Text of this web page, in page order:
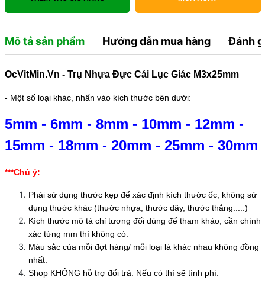
Mô tả sản phẩm Hướng dẫn mua hàng Đánh
OcVitMin.Vn - Trụ Nhựa Đực Cái Lục Giác M3x25mm
- Một số loại khác, nhấn vào kích thước bên dưới:
5mm - 6mm - 8mm - 10mm - 12mm -
15mm - 18mm - 20mm - 25mm - 30mm
***Chú ý:
Phải sử dụng thước kẹp để xác định kích thước ốc, không sử
dụng thước khác (thước nhựa, thước dây, thước thẳng.....)
Kích thước mô tả chỉ tương đối dùng để tham khảo, cần chính
xác từng mm thì không có.
Màu sắc của mỗi đợt hàng/ mỗi loại là khác nhau không đồng
nhất.
Shop KHÔNG hỗ trợ đổi trả. Nếu có thì sẽ tính phí.